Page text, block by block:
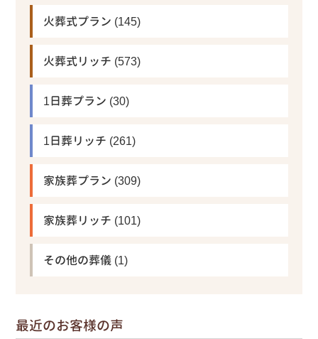
火葬式プラン (145)
火葬式リッチ (573)
1日葬プラン (30)
1日葬リッチ (261)
家族葬プラン (309)
家族葬リッチ (101)
その他の葬儀 (1)
最近のお客様の声